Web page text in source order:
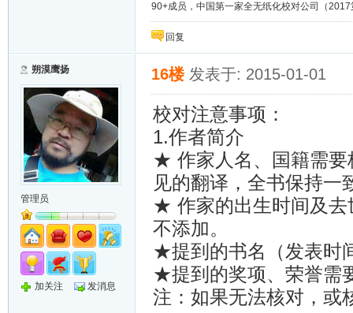
90+成员，中国第一家全无纸化校对公司（
回复
朔漠鹰扬
管理员
加关注 发消息
16楼 发表于: 2015-01-01
校对注意事项：
1.作者简介
★ 作家人名、国籍需要
见的翻译，全书保持一
★ 作家的出生时间及去
不添加。
★提到的书名（发表时
★提到的奖项、荣誉需
注：如果无法核对，或